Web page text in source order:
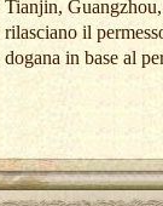
Tianjin,
rilasciano il
dogana in base al